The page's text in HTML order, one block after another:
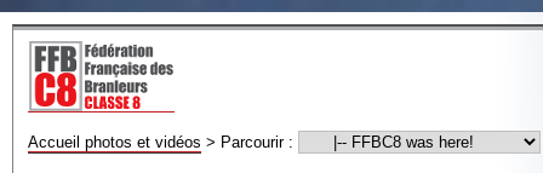
Accueil photos et vidéos > Parcourir :